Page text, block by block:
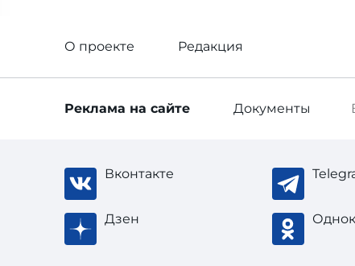
О проекте Редакция
Реклама на сайте Документы
Вконтакте
Дзен